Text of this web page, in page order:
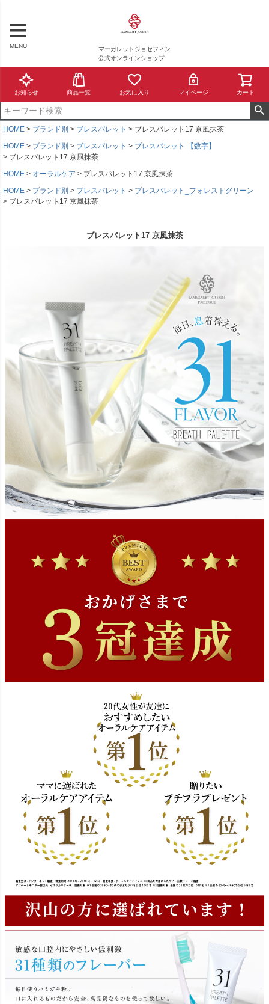
MENU
マーガレットジョセフィン
公式オンラインショップ
お知らせ 商品一覧 お気に入り マイページ カート
HOME ブランド別 ブレスパレット
ブレスパレット17 京風抹茶
HOME
ブランド別 ブレスパレット
ブレスパレット 【数字】
ブレスパレット17 京風抹茶
HOME
オーラルケア
ブレスパレット17 京風抹茶
HOME
ブランド別 ブレスパレット
ブレスパレット_フォレストグリーン
ブレスパレット17 京風抹茶
ブレスパレット17 京風抹茶